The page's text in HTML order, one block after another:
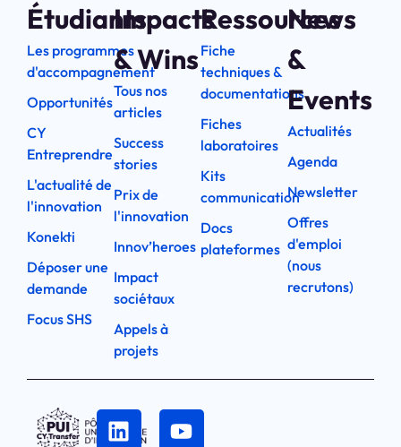
Étudiants
Les programmes
d'accompagnement
Opportunités
CY
Entreprendre
L'actualité de
l'innovation
Konekti
Déposer une
demande
Focus SHS
Impacts
& Wins
Tous nos
articles
Success
stories
Prix de
l'innovation
Innov’heroes
Impact
sociétaux
Appels à
projets
Ressources
Fiche
techniques &
documentations
Fiches
laboratoires
Kits
communication
Docs
plateformes
News
&
Events
Actualités
Agenda
Newsletter
Offres
d'emploi
(nous
recrutons)